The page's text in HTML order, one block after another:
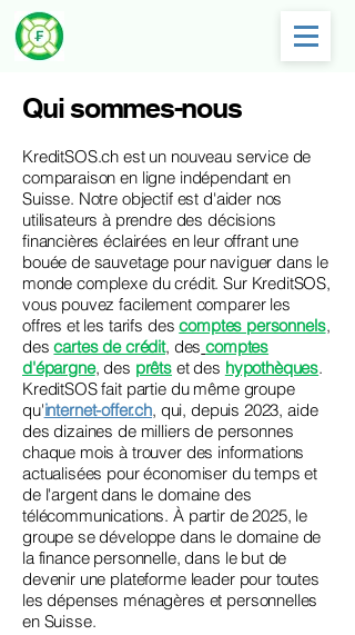
Qui sommes-nous
KreditSOS.ch est un nouveau service de
comparaison en ligne indépendant en
Suisse. Notre objectif est d'aider nos
utilisateurs à prendre des décisions
financières éclairées en leur offrant une
bouée de sauvetage pour naviguer dans le
monde complexe du crédit. Sur KreditSOS,
vous pouvez facilement comparer les
offres et les tarifs descomptes personnels,
descartes de crédit, des comptes
d'épargne, des prêts et des hypothèques.
KreditSOS fait partie du même groupe
qu'internet-offer.ch, qui, depuis 2023, aide
des dizaines de milliers de personnes
chaque mois à trouver des informations
actualisées pour économiser du temps et
de l'argent dans le domaine des
télécommunications. À partir de 2025, le
groupe se développe dans le domaine de
la finance personnelle, dans le but de
devenir une plateforme leader pour toutes
les dépenses ménagères et personnelles
en Suisse.